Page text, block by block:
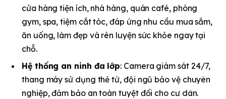
cửa hàng tiện ích, nhà hàng, quán café, phòng
gym, spa, tiệm cắt tóc, đáp ứng nhu cầu mua sắm,
ăn uống, làm đẹp và rèn luyện sức khỏe ngay tại
chỗ.
Hệ thống an ninh đa lớp: Camera giám sát 24/7,
thang máy sử dụng thẻ từ, đội ngũ bảo vệ chuyên
nghiệp, đảm bảo an toàn tuyệt đối cho cư dân.